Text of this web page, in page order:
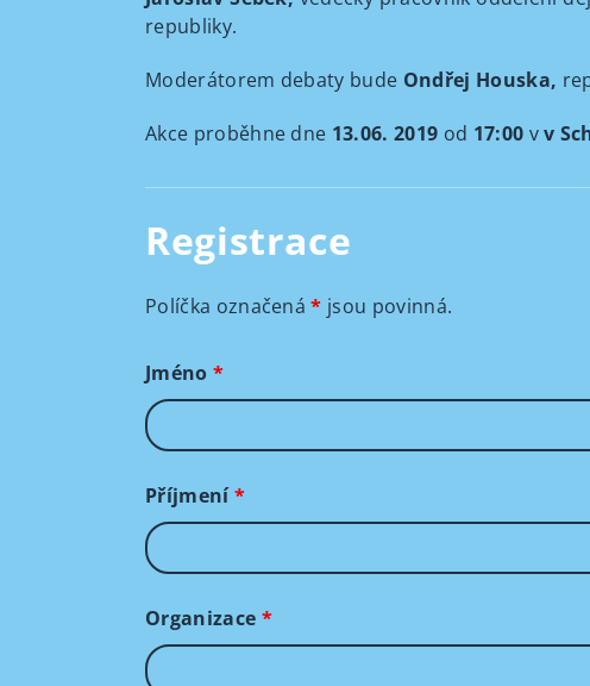
republiky.
Moderátorem debaty bude Ondřej Houska,
Akce proběhne dne 13.06. 2019 od 17:00 vv
Registrace
Políčka označená* jsou povinná.
Jméno *
Příjmení*
Organizace *